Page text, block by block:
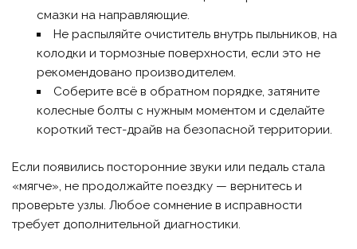
смазки на направляющие.
Не распыляйте очиститель внутрь пыльников, на
колодки и тормозные поверхности, если это не
рекомендовано производителем.
Соберите всё в обратном порядке, затяните
колесные болты с нужным моментом и сделайте
короткий тест-драйв на безопасной территории.
Если появились посторонние звуки или педаль стала
«мягче», не продолжайте поездку — вернитесь и
проверьте узлы. Любое сомнение в исправности
требует дополнительной диагностики.